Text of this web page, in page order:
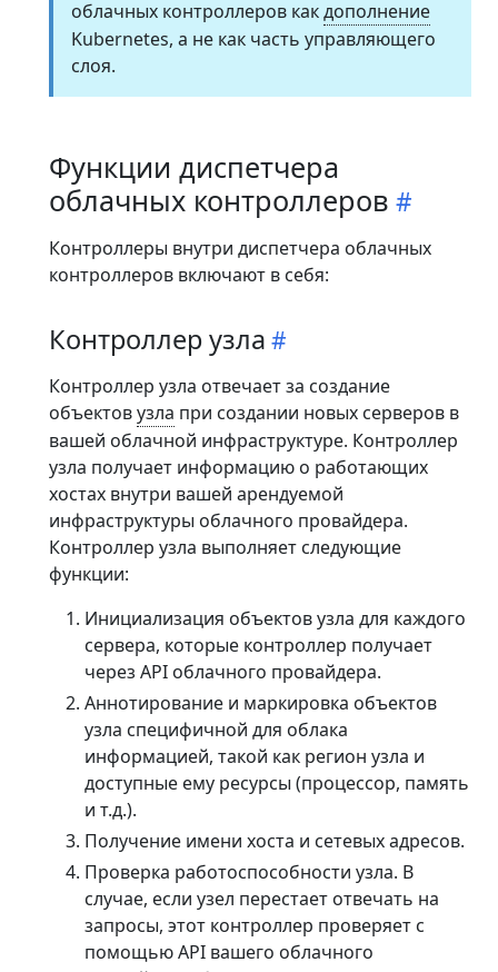
облачных контроллеров какдополнение
Kubernetes, а не как часть управляющего
слоя.
Функции диспетчера
облачных контроллеров
Контроллеры внутри диспетчера облачных
контроллеров включают в себя:
Контроллер узла
Контроллер узла отвечает за создание
объектовузла при создании новых серверов в
вашей облачной инфраструктуре. Контроллер
узла получает информацию о работающих
хостах внутри вашей арендуемой
инфраструктуры облачного провайдера.
Контроллер узла выполняет следующие
функции:
Инициализация объектов узла для каждого
сервера, которые контроллер получает
через API облачного провайдера.
Аннотирование и маркировка объектов
узла специфичной для облака
информацией, такой как регион узла и
доступные ему ресурсы (процессор, память
и т.д.).
Получение имени хоста и сетевых адресов.
Проверка работоспособности узла. В
случае, если узел перестает отвечать на
запросы, этот контроллер проверяет с
помощью API вашего облачного